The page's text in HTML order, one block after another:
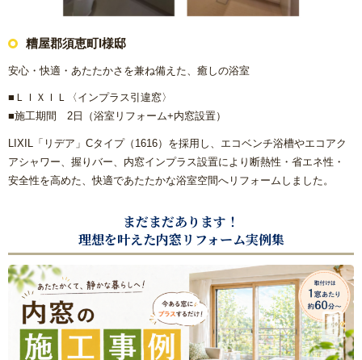
糟屋郡須恵町I様邸
安心・快適・あたたかさを兼ね備えた、癒しの浴室
■ ＬＩＸＩＬ〈インプラス引違窓〉
■施工期間 2日（浴室リフォーム+内窓設置）
LIXIL「リデア」Cタイプ（1616）を採用し、エコベンチ浴槽やエコアク
アシャワー、握りバー、内窓インプラス設置により断熱性・省エネ性・
安全性を高めた、快適であたたかな浴室空間へリフォームしました。
まだまだあります！
理想を叶えた内窓リフォーム実例集